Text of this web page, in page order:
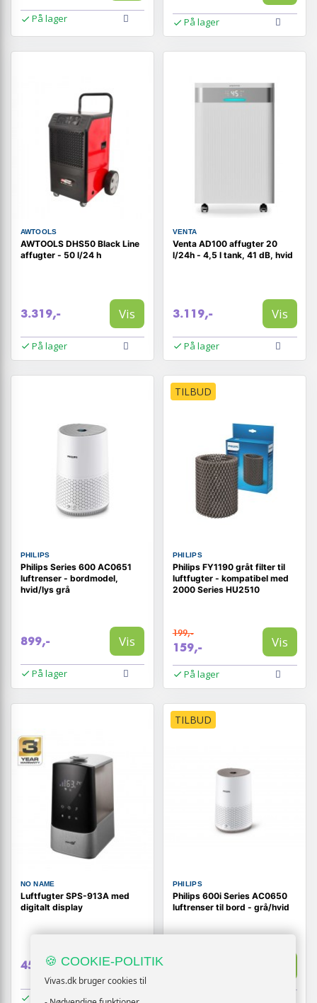
På lager På lager
AWTOOLS
AWTOOLS DHS50 Black Line
affugter - 50 l/24 h
3.319,- Vis
På lager
VENTA
Venta AD100 affugter 20
l/24h - 4,5 l tank, 41 dB, hvid
3.119,- Vis
På lager
PHILIPS
Philips Series 600 AC0651
luftrenser - bordmodel,
hvid/lys grå
899,- Vis
På lager
TILBUD
PHILIPS
Philips FY1190 gråt filter til
luftfugter - kompatibel med
2000 Series HU2510
199,-
159,- Vis
På lager
NO NAME
Luftfugter SPS-913A med
digitalt display
459,- Vis
På lager
TILBUD
PHILIPS
Philips 600i Series AC0650
luftrenser til bord - grå/hvid
🍪 COOKIE-POLITIK
Vivas.dk bruger cookies til